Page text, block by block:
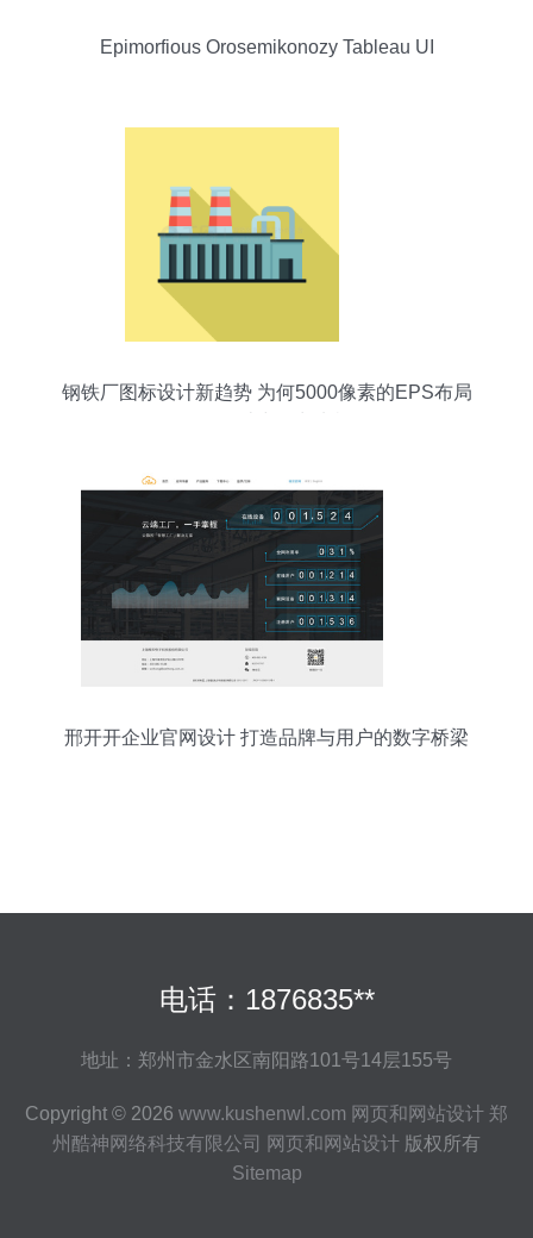
Epimorfious Orosemikonozy Tableau UI
钢铁厂图标设计新趋势 为何5000像素的EPS布局
邢开开企业官网设计 打造品牌与用户的数字桥梁
电话：1876835**
地址：郑州市金水区南阳路101号14层155号
Copyright © 2026 www.kushenwl.com 网页和网站设计 郑
州酷神网络科技有限公司
网页和网站设计 版权所有
Sitemap